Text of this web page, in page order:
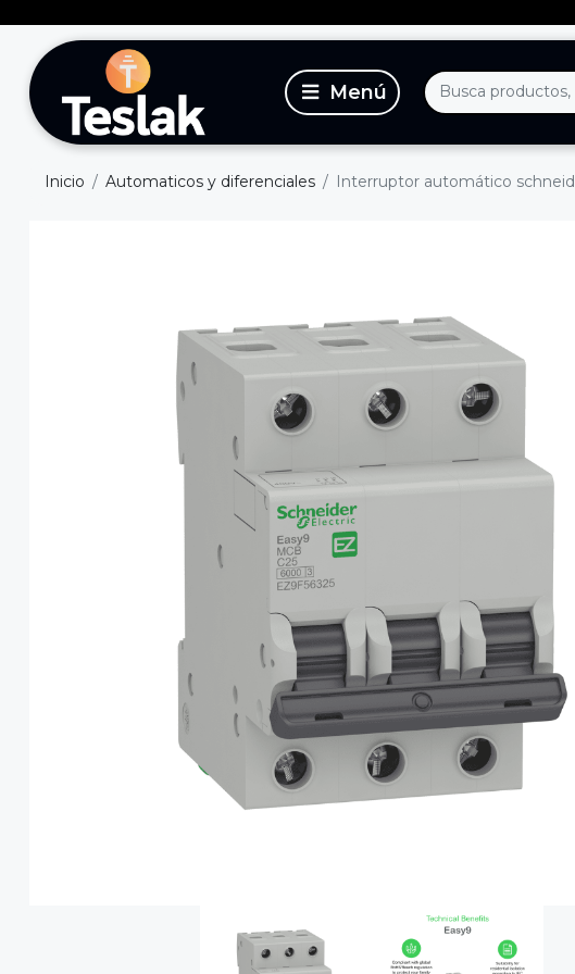
Inicio Automaticos y diferenciales Interruptor automático